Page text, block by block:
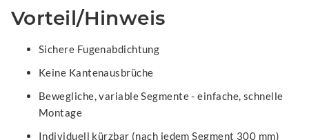
Vorteil/Hinweis
Sichere Fugenabdichtung
Keine Kantenausbrüche
Bewegliche, variable Segmente - einfache, schnelle
Montage
Individuell kürzbar (nach jedem Segment 300 mm)